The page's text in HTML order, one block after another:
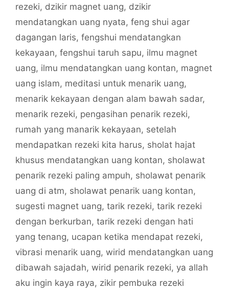
rezeki, dzikir magnet uang, dzikir
mendatangkan uang nyata, feng shui agar
dagangan laris, fengshui mendatangkan
kekayaan, fengshui taruh sapu, ilmu magnet
uang, ilmu mendatangkan uang kontan, magnet
uang islam, meditasi untuk menarik uang,
menarik kekayaan dengan alam bawah sadar,
menarik rezeki, pengasihan penarik rezeki,
rumah yang manarik kekayaan, setelah
mendapatkan rezeki kita harus, sholat hajat
khusus mendatangkan uang kontan, sholawat
penarik rezeki paling ampuh, sholawat penarik
uang di atm, sholawat penarik uang kontan,
sugesti magnet uang, tarik rezeki, tarik rezeki
dengan berkurban, tarik rezeki dengan hati
yang tenang, ucapan ketika mendapat rezeki,
vibrasi menarik uang, wirid mendatangkan uang
dibawah sajadah, wirid penarik rezeki, ya allah
aku ingin kaya raya, zikir pembuka rezeki